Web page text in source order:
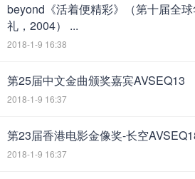
beyond《活着便精彩》（第十届全
礼，2004） ...
2018-1-9 16:38
第25届中文金曲颁奖嘉宾AVSEQ13
2018-1-9 16:37
第23届香港电影金像奖-长空
2018-1-9 16:37